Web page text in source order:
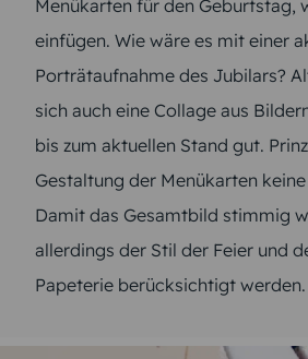
Menükarten für den Geburtstag,
einfügen. Wie wäre es mit einer
Porträtaufnahme des Jubilars?
sich auch eine Collage aus
bis zum aktuellen Stand gut.
Gestaltung der Menükarten
Damit das Gesamtbild stimmig
allerdings der Stil der Feier und
Papeterie berücksichtigt werden.